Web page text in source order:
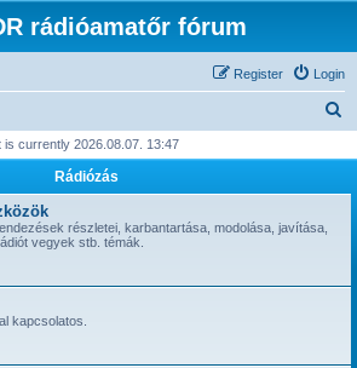
rádióamatőr fórum
Login
Register
r
is currently 2026.08.07. 13:47
Rádiózás
részletei, karbantartása, modolása, javítása,
vegyek stb. témák.
kapcsolatos.